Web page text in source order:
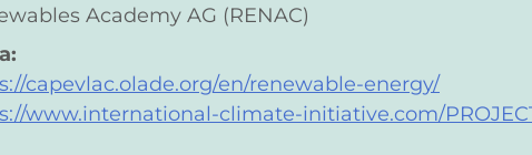
Academy AG (RENAC)
capevlac.olade.org/en/renewable-energy/
www.international-climate-initiative.com/